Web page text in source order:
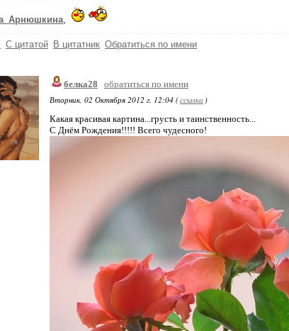
,
С цитатой В цитатник Обратиться по имени
белка28
обратиться по имени
Вторник, 02 Октября 2012 г. 12:04 (ссылка )
Какая красивая картина...грусть и таинственность...
С Днём Рождения!!!!! Всего чудесного!